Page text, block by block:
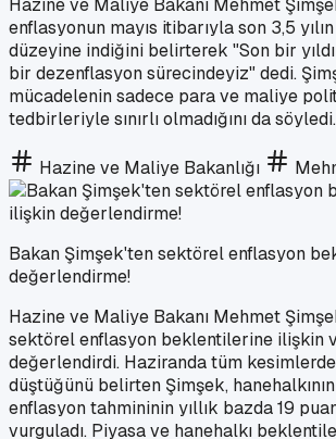
Hazine ve Maliye Bakanı Mehmet
enflasyonun mayıs itibarıyla son 3,5
düzeyine indiğini belirterek "Son bir
bir dezenflasyon sürecindeyiz" dedi.
mücadelenin sadece para ve maliye
tedbirleriyle sınırlı olmadığını da söyledi.
Hazine ve Maliye Bakanlığı
Bakan Şimşek'ten sektörel enflasyon
değerlendirme!
Hazine ve Maliye Bakanı Mehmet
sektörel enflasyon beklentilerine ilişkin
değerlendirdi. Haziranda tüm
düştüğünü belirten Şimşek, hanehalkının
enflasyon tahmininin yıllık bazda 19 puan
vurguladı. Piyasa ve hanehalkı